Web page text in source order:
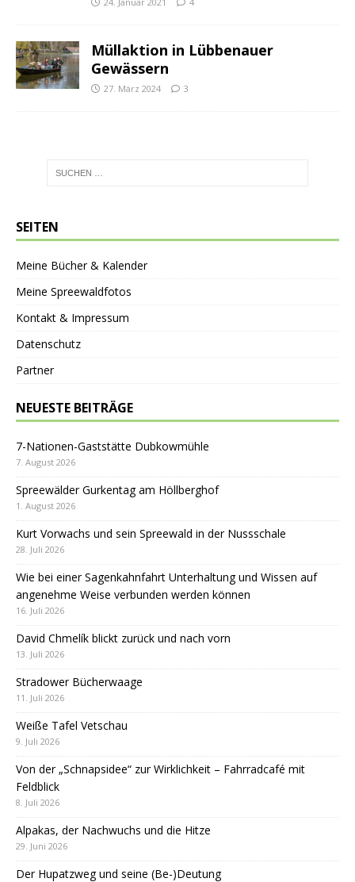
Müllaktion in Lübbenauer
Gewässern
27. März 2024 3
SEITEN
Meine Bücher & Kalender
Meine Spreewaldfotos
Kontakt & Impressum
Datenschutz
Partner
NEUESTE BEITRÄGE
7-Nationen-Gaststätte Dubkowmühle
7. August 2026
Spreewälder Gurkentag am Höllberghof
1. August 2026
Kurt Vorwachs und sein Spreewald in der Nussschale
28. Juli 2026
Wie bei einer Sagenkahnfahrt Unterhaltung und Wissen auf
angenehme Weise verbunden werden können
16. Juli 2026
David Chmelík blickt zurück und nach vorn
13. Juli 2026
Stradower Bücherwaage
11. Juli 2026
Weiße Tafel Vetschau
9. Juli 2026
Von der „Schnapsidee“ zur Wirklichkeit – Fahrradcafé mit
Feldblick
8. Juli 2026
Alpakas, der Nachwuchs und die Hitze
29. Juni 2026
Der Hupatzweg und seine (Be-)Deutung